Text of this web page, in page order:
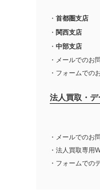
・ 首都圏支店
・ 関西支店
・ 中部支店
・メールでのお
・フォームでの
法人買取・デ
・メールでのお
・法人買取専用
・フォームでの